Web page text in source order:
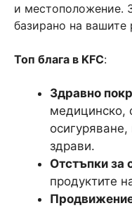
и местоположение.
базирано на вашите
Топ блага в KFC:
Здравно
медицинско,
здрави.
Отстъпки за
продуктите